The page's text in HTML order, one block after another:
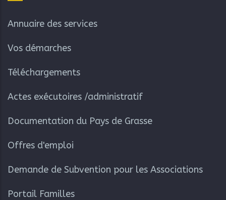
Annuaire des services
Vos démarches
Téléchargements
Actes exécutoires /administratif
Documentation du Pays de Grasse
Offres d'emploi
Demande de Subvention pour les Associations
Portail Familles